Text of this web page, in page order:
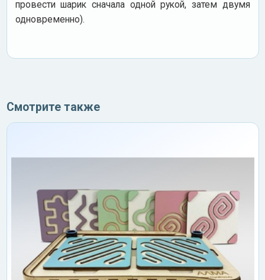
провести шарик сначала одной рукой, затем двумя
одновременно).
Смотрите также